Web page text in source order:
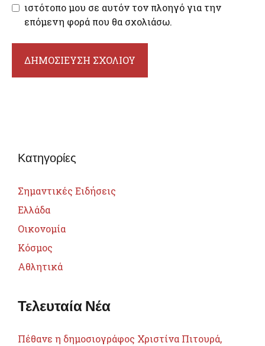
ιστότοπο μου σε αυτόν τον πλοηγό για την
επόμενη φορά που θα σχολιάσω.
Κατηγορίες
Σημαντικές Ειδήσεις
Ελλάδα
Οικονομία
Κόσμος
Αθλητικά
Τελευταία Νέα
Πέθανε η δημοσιογράφος Χριστίνα Πιτουρά,